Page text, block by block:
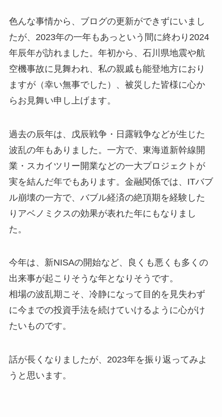
色んな事情から、ブログの更新ができずにいまし
たが、2023年の一年もあっという間に終わり2024
年辰年が訪れました。年初から、石川県地震や航
空機事故に見舞われ、私の親戚も能登地方におり
ますが（幸い無事でした）、被災した皆様に心か
らお見舞い申し上げます。
過去の辰年は、戊辰戦争・日露戦争などが生じた
波乱の年もありました。一方で、東海道新幹線開
業・スカイツリー開業などの一大プロジェクトが
実を結んだ年でもあります。金融関係では、ITバブ
ル崩壊の一方で、バブル経済の絶頂期を経験した
りアベノミクスの効果が表れた年にもなりまし
た。
今年は、新NISAの開始など、良くも悪くも多くの
出来事が起こりそうな年となりそうです。
相場の波乱期こそ、冷静になって目的を見失わず
に今までの投資手法を続けていけるように心がけ
たいものです。
話が長くなりましたが、2023年を振り返ってみよ
うと思います。